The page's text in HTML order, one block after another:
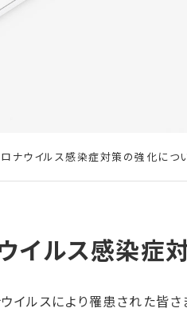
ナウイルス感染症対策の強化につ
イルス感染症
イルスにより罹患された皆